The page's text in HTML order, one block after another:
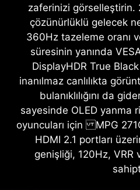
zaferinizi görselleştirin.
çözünürlüklü gelecek
360Hz tazeleme oranı
süresinin yanında
DisplayHDR True
inanılmaz canlılıkta
bulanıklılığını da
sayesinde OLED yanma
oyuncuları için MPG
HDMI 2.1 portları
genişliği, 120Hz, VRR